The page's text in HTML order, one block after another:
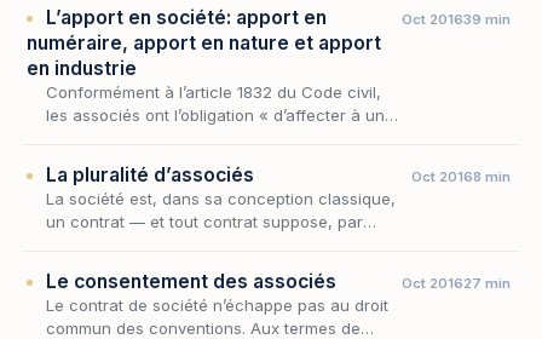
des gains lo…
L’apport en société: apport en
numéraire, apport en nature et apport
en industrie
Conformément à l’article 1832 du Code civil,
les associés ont l’obligation « d’affecter à une
la…
Oct 201639 min
La pluralité d’associés
La société est, dans sa conception classique,
un contrat — et tout contrat suppose, par
exigence…
Oct 20168 min
Le consentement des associés
Le contrat de société n’échappe pas au droit
commun des conventions. Aux termes de
Oct 201627 min